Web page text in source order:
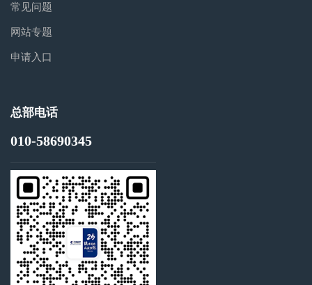
常见问题
网站专题
申请入口
总部电话
010-58690345